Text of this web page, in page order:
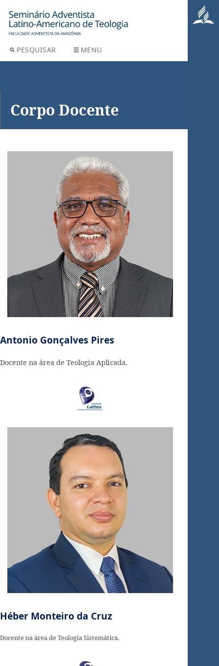
PESQUISAR MENU
Corpo Docente
Antonio Gonçalves Pires
Docente na área de Teologia Aplicada.
Héber Monteiro da Cruz
Docente na área de Teologia Sistemática.